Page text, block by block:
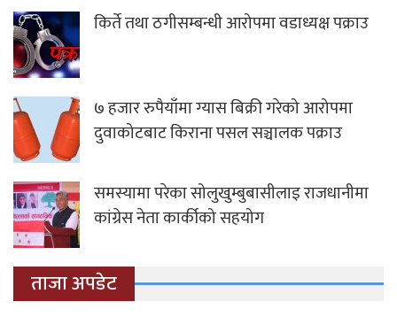
किर्ते तथा ठगीसम्बन्धी आरोपमा वडाध्यक्ष पक्राउ
७ हजार रुपैयाँमा ग्यास बिक्री गरेको आरोपमा
दुवाकोटबाट किराना पसल सञ्चालक पक्राउ
समस्यामा परेका सोलुखुम्बुबासीलाइ राजधानीमा
कांग्रेस नेता कार्कीको सहयोग
ताजा अपडेट